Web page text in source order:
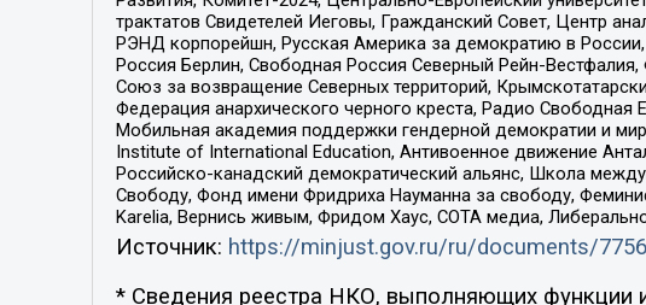
трактатов Свидетелей Иеговы, Гражданский Совет, Центр
РЭНД корпорейшн, Русская Америка за демократию в
Россия Берлин, Свободная Россия Северный Рейн-
Союз за возвращение Северных территорий,
Федерация анархического черного креста, Радио
Мобильная академия поддержки гендерной демократии и
Institute of International Education, Антивоенное движение
Российско-канадский демократический альянс, Школа
Свободу, Фонд имени Фридриха Науманна за свободу,
Karelia, Вернись живым, Фридом Хаус, СОТА медиа,
Источник: https://minjust.gov.ru/ru/documents/
* Сведения реестра НКО, выполняющих функции